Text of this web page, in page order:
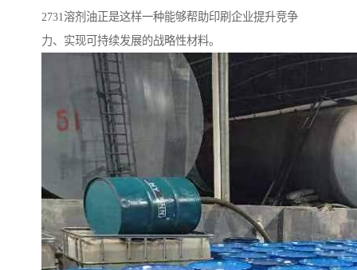
2731溶剂油正是这样一种能够帮助印刷企业提升竞争
力、实现可持续发展的战略性材料。